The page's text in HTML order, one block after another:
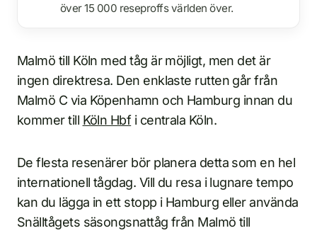
över 15 000 reseproffs världen över.
Malmö till Köln med tåg är möjligt, men det är
ingen direktresa. Den enklaste rutten går från
Malmö C via Köpenhamn och Hamburg innan du
kommer till Köln Hbfi centrala Köln.
De flesta resenärer bör planera detta som en hel
internationell tågdag. Vill du resa i lugnare tempo
kan du lägga in ett stopp i Hamburg eller använda
Snälltågets säsongsnattåg från Malmö till